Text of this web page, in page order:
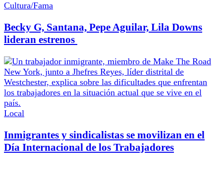
Cultura/Fama
Becky G, Santana, Pepe Aguilar, Lila Downs
lideran estrenos
Local
Inmigrantes y sindicalistas se movilizan en el
Día Internacional de los Trabajadores